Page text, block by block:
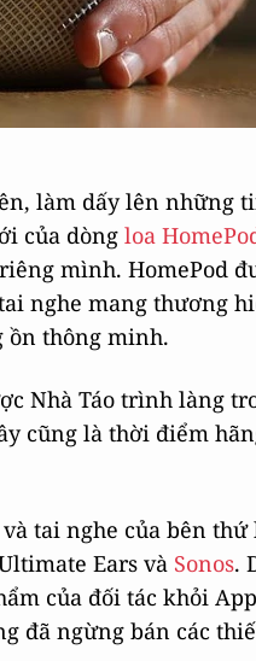
làm dấy lên những
của dòng loa
mình. HomePod
nghe mang thương
ồn thông minh.
Nhà Táo trình làng
cũng là thời điểm
tai nghe của bên
Ears và Sonos.
của đối tác khỏi
đã ngừng bán các